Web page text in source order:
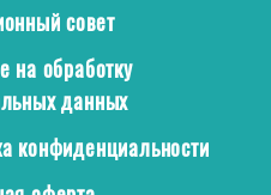
совет
на обработку
данных
конфиденциальности